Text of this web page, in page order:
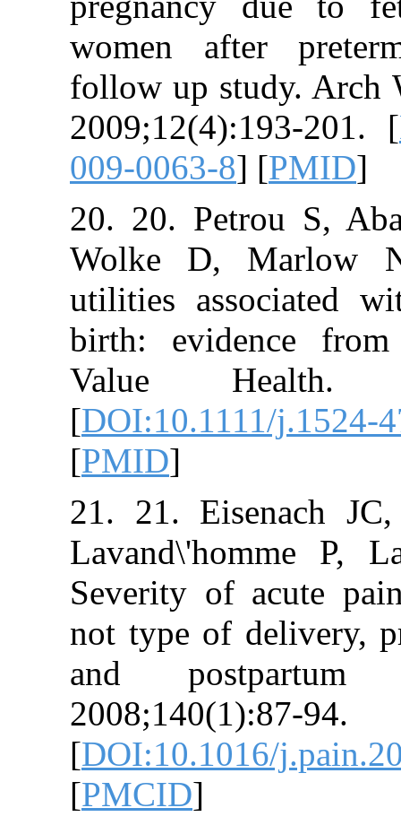
women after
follow up
009-0063-8] [
20. 20. Petrou
Wolke D,
utilities
birth:
Value
[DOI:10.1111/
[
21. 21.
Severity of
not type of
and
[DOI:10.1016/
[PMCID